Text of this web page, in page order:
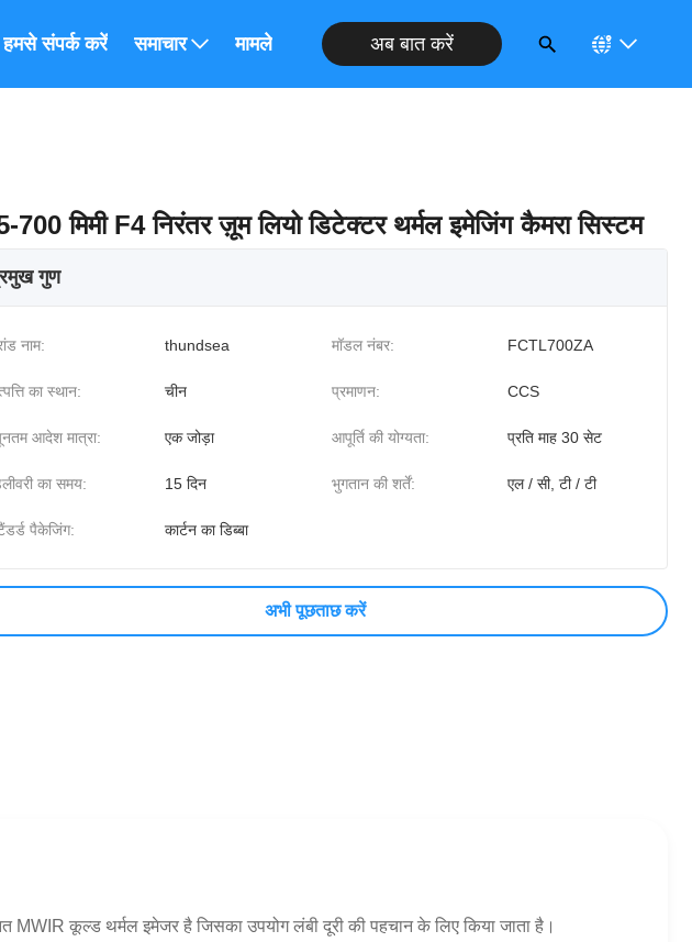
हमसे संपर्क करें समाचार मामले अब बात करें
700 मिमी F4 निरंतर ज़ूम लियो डिटेक्टर थर्मल इमेजिंग कैमरा सिस्टम
गुण
नाम: thundsea मॉडल नंबर: FCTL700ZA
का स्थान: चीन प्रमाणन: CCS
आदेश मात्रा: एक जोड़ा आपूर्ति की योग्यता: प्रति माह 30 सेट
का समय: 15 दिन भुगतान की शर्तें: एल / सी, टी / टी
पैकेजिंग: कार्टन का डिब्बा
अभी पूछताछ करें
कूल्ड थर्मल इमेजर है जिसका उपयोग लंबी दूरी की पहचान के लिए किया जाता है।